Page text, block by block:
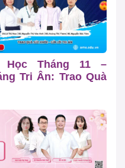
Tháng 11 –
Tri Ân: Trao Quà